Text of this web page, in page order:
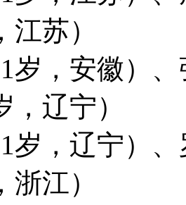
苏）
，安徽）、
辽宁）
岁，辽宁）
江）